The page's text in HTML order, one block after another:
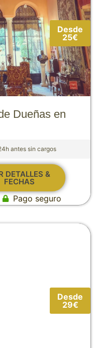
Desde
25€
Dueñas en
antes sin cargos
DETALLES &
FECHAS
Pago seguro
Desde
29€